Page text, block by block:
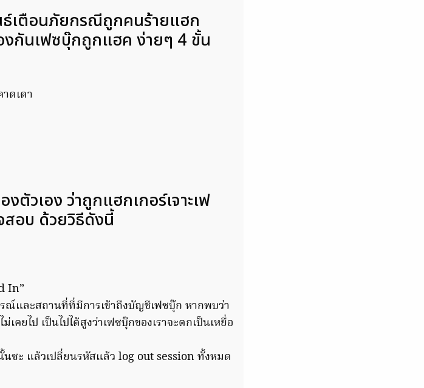
เตือนภัยกรณีถูกคนร้ายแฮก
กันเฟซบุ๊กถูกแฮค ง่ายๆ 4 ขั้น
ดเดา
ตัวเอง ว่าถูกแฮกเกอร์เจาะเฟ
สอบ ด้วยวิธีดังนี้
In”
และสถานที่ที่มีการเข้าถึงบัญชีเฟซบุ๊ก หากพบว่า
ยไป เป็นไปได้สูงว่าเฟซบุ๊กของเราจะตกเป็นเหยื่อ
ะ แล้วเปลี่ยนรหัสแล้ว log out session ทั้งหมด